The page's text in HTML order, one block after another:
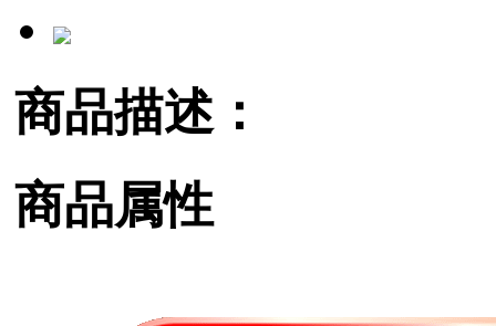
商品描述：
商品属性